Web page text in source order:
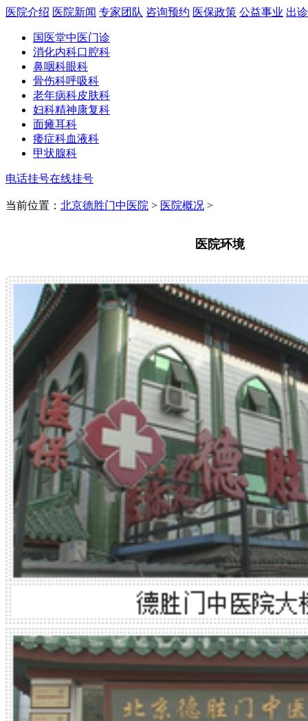
医院介绍 医院新闻 专家团队 咨询预约 医保政策 公益事业 出
国医堂中医门诊
消化内科口腔科
鼻咽科眼科
骨伤科呼吸科
老年病科皮肤科
妇科精神康复科
面瘫耳科
痿症科血液科
甲状腺科
电话挂号在线挂号
当前位置： 北京德胜门中医院 > 医院概况 >
医院环境